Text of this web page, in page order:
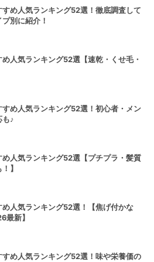
すめ人気ランキング52選！徹底調査して
別に紹介！
め人気ランキング52選【速乾・くせ毛・
め人気ランキング52選！初心者・メン
も♪
人気ランキング52選【プチプラ・髪質
】
め人気ランキング52選！【焦げ付かな
最新】
すめ人気ランキング52選！味や栄養価の